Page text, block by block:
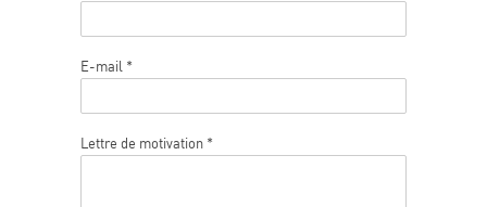
E-mail *
Lettre de motivation *